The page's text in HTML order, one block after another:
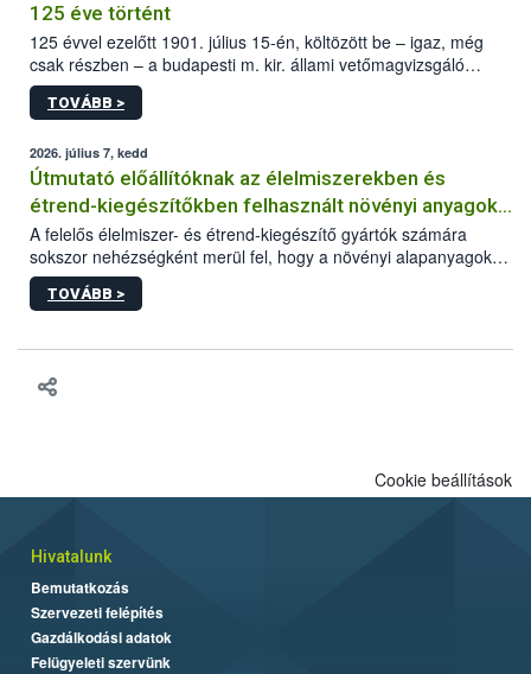
125 éve történt
125 évvel ezelőtt 1901. július 15-én, költözött be – igaz, még
csak részben – a budapesti m. kir. állami vetőmagvizsgáló
állomás a Kis Rókus utca 15. szám alatti, Czigler Győző által
tervezett új épületébe.
TOVÁBB >
2026. július 7, kedd
Útmutató előállítóknak az élelmiszerekben és
étrend-kiegészítőkben felhasznált növényi anyagok,
növényi kivonatok élelmiszer-biztonsági
kockázatértékeléséhez szükséges adatbázisokról
A felelős élelmiszer- és étrend-kiegészítő gyártók számára
sokszor nehézségként merül fel, hogy a növényi alapanyagok
és kivonatok, melyek jelenleg uniós szinten nem szabályozottak,
milyen tisztasági, minőségi és biztonsági paramétereknek
minden adatot összevetve dönteni arról, hogy egy alapanyagot
folyamatban szeretnénk segítséget nyújtani a vállalkozásnak az
TOVÁBB >
Cookie beállítások
Hivatalunk
Bemutatkozás
Szervezeti felépítés
Gazdálkodási adatok
Felügyeleti szervünk